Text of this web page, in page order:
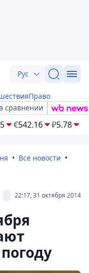
Рус
Право
сравнении
€542.16 ₽5.78
Все новости
22:17, 31 октября 2014